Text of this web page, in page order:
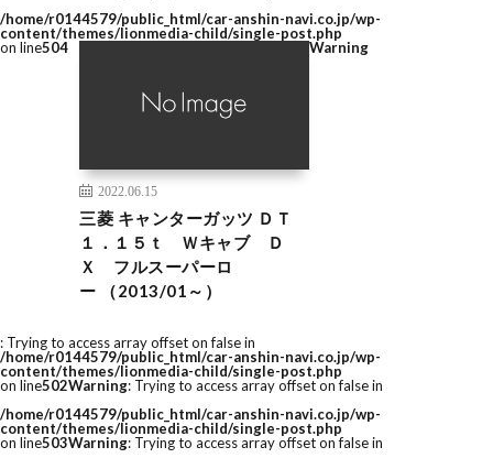
/home/r0144579/public_html/car-anshin-navi.co.jp/wp-
content/themes/lionmedia-child/single-post.php
on line504
2022.06.15
三菱 キャンターガッツ ＤＴ
１．１５ｔ Ｗキャブ Ｄ
Ｘ フルスーパーロ
ー （2013/01～）
Warning
: Trying to access array offset on false in
/home/r0144579/public_html/car-anshin-navi.co.jp/wp-
content/themes/lionmedia-child/single-post.php
on line502Warning: Trying to access array offset on false in
/home/r0144579/public_html/car-anshin-navi.co.jp/wp-
content/themes/lionmedia-child/single-post.php
on line503Warning: Trying to access array offset on false in